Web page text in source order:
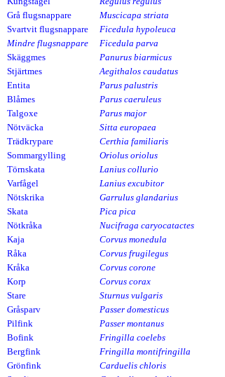
Grå flugsnappare
Muscicapa striata
Svartvit flugsnappare
Ficedula hypoleuca
Mindre flugsnappare
Ficedula parva
Skäggmes
Panurus biarmicus
Stjärtmes
Aegithalos caudatus
Entita
Parus palustris
Blåmes
Parus caeruleus
Talgoxe
Parus major
Nötväcka
Sitta europaea
Trädkrypare
Certhia familiaris
Sommargylling
Oriolus oriolus
Törnskata
Lanius collurio
Varfågel
Lanius excubitor
Nötskrika
Garrulus glandarius
Skata
Pica pica
Nötkråka
Nucifraga caryocatactes
Kaja
Corvus monedula
Råka
Corvus frugilegus
Kråka
Corvus corone
Korp
Corvus corax
Stare
Sturnus vulgaris
Gråsparv
Passer domesticus
Pilfink
Passer montanus
Bofink
Fringilla coelebs
Bergfink
Fringilla montifringilla
Grönfink
Carduelis chloris